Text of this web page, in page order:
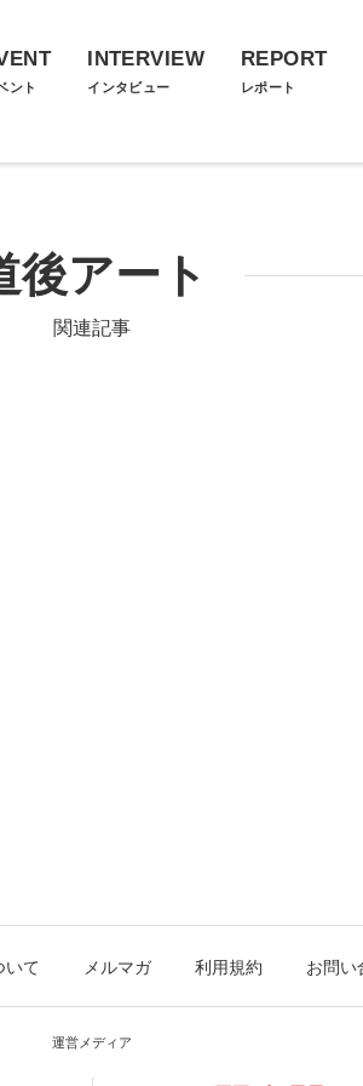
ント
INTERVIEW
インタビュー
REPORT
レポート
後アート
関連記事
いて メルマガ 利用規約 お問い
運営メディア